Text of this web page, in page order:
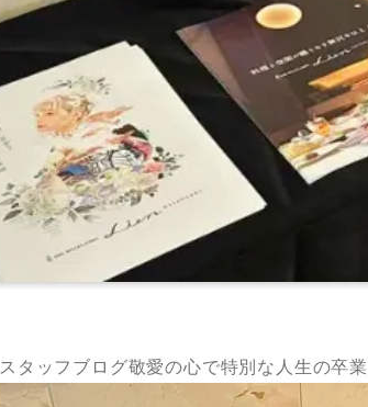
スタッフブログ敬愛の心で特別な人生の卒